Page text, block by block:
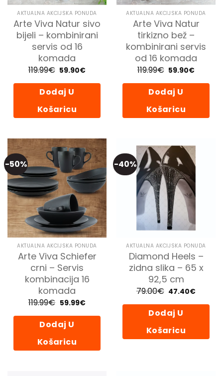
AKTUALNA AKCIJSKA PONUDA
Arte Viva Natur sivo
bijeli – kombinirani
servis od 16
komada
119.99€ Izvorna
cijena
bila
je:
119.99€.
59.90€Trenutna
je:
Dodaj U
Košaricu
AKTUALNA AKCIJSKA PONUDA
Arte Viva Natur
tirkizno bež –
kombinirani servis
od 16 komada
119.99€ Izvorna
cijena
bila
je:
119.99€.
59.90€
je:
Dodaj U
Košaricu
-50%
AKTUALNA AKCIJSKA PONUDA
Arte Viva Schiefer
crni – Servis
kombinacija 16
komada
119.99€ Izvorna
cijena
bila
je:
119.99€.
59.99€Trenutna
cijena
je:
Dodaj U
Košaricu
-40%
AKTUALNA AKCIJSKA PONUDA
Diamond Heels –
zidna slika – 65 x
92,5 cm
79.00€ Izvorna
cijena
bila
je:
79.00€.
47.40€
je:
Dodaj U
Košaricu